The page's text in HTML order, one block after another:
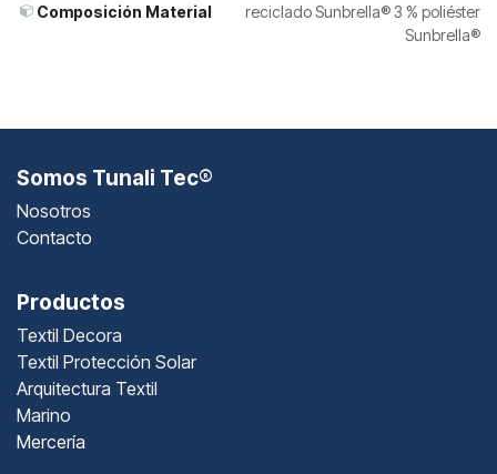
Composición Material
reciclado Sunbrella® 3 % poliéster
Sunbrella®
Somos Tunali Tec®
Nosotros
Contacto
Productos
Textil Decora
Textil Protección Solar
Arquitectura Textil
Marino
Mercería